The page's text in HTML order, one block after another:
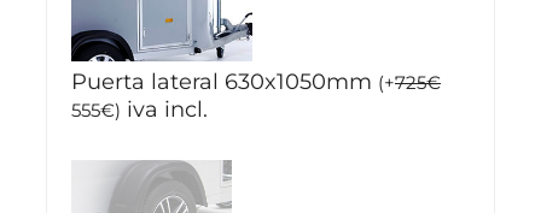
Puerta lateral 630x1050mm (+725€
555€) iva incl.